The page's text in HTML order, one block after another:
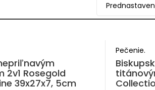
2v1 Rosegold
39x27x7, 5cm
Pečenie.